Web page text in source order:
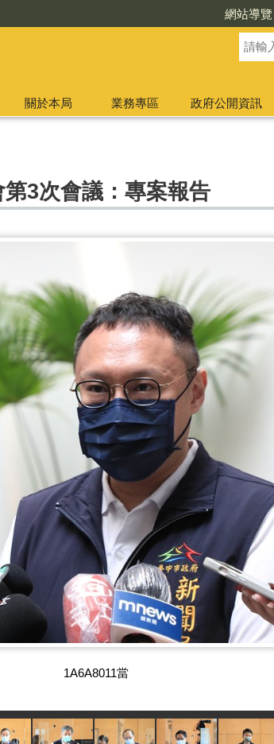
網站導覽
關於本局 業務專區
政府公開資訊
3次會議：專案報告
1A6A8011當